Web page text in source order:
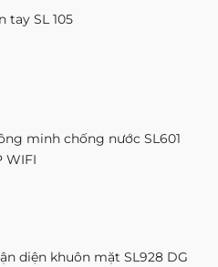
tay SL 105
minh chống nước SL601
WIFI
diện khuôn mặt SL928 DG